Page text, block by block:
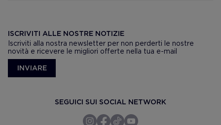
ISCRIVITI ALLE NOSTRE NOTIZIE
Iscriviti alla nostra newsletter per non perderti le nostre
novità e ricevere le migliori offerte nella tua e-mail
INVIARE
SEGUICI SUI SOCIAL NETWORK